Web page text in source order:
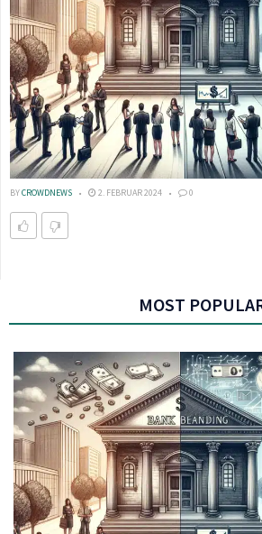
BYCROWDNEWS 2. FEBRUAR 2024 0
MOST